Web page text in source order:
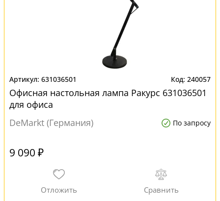
631036501 240057
Офисная настольная лампа Ракурс 631036501
для офиса
DeMarkt (Германия)
По запросу
9 090 ₽